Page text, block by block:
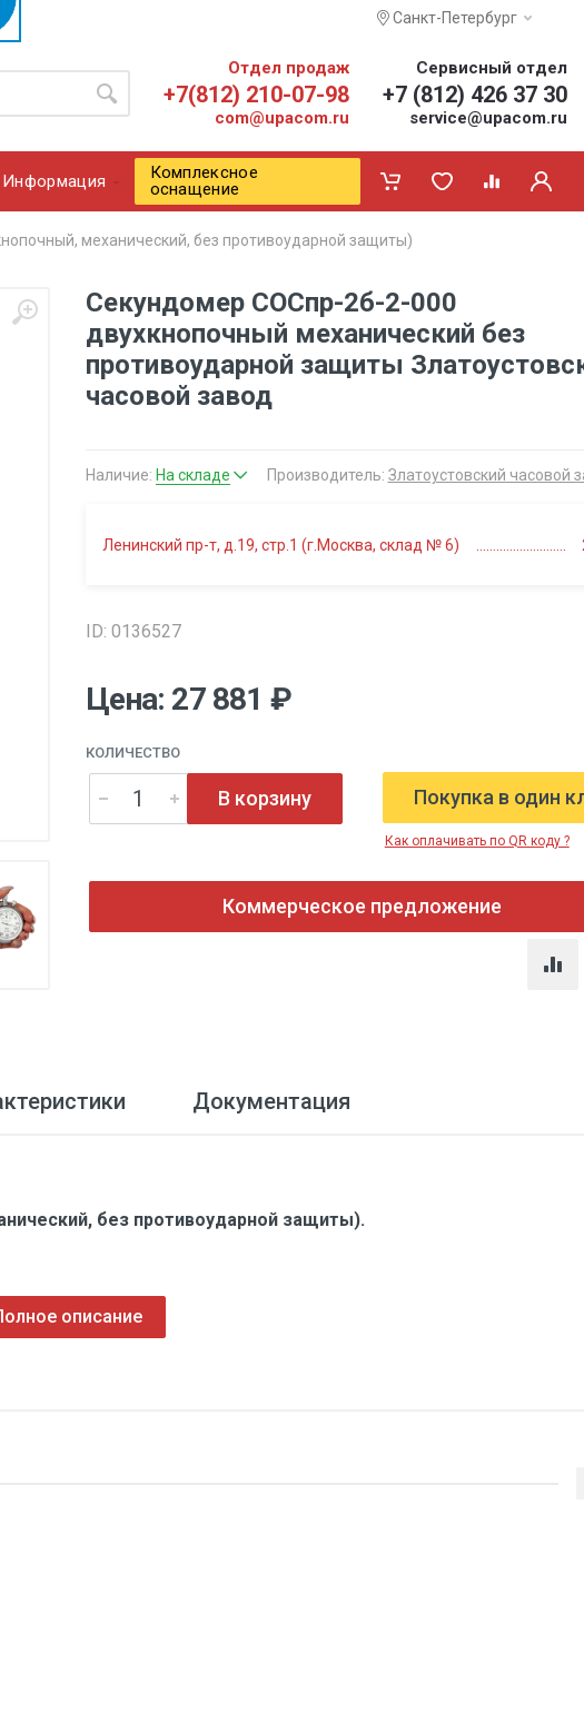
Санкт-Петербург
Отдел продаж
+7(812) 210-07-98
com@upacom.ru
Сервисный отдел
+7 (812) 426 37 30
service@upacom.ru
Информация
Комплексное
оснащение
механический, без противоударной защиты)
Секундомер СОСпр-2б-2-000
двухкнопочный механический без
противоударной защиты
часовой завод
Наличие: На складе Производитель: Златоустовский часовой
Ленинский пр-т, д.19, стр.1 (г.Москва, склад № 6)
ID: 0136527
Цена: 27 881 ₽
КОЛИЧЕСТВО
В корзину Покупка в один
Как оплачивать по QR коду ?
Коммерческое предложение
Документация
без противоударной защиты).
описание